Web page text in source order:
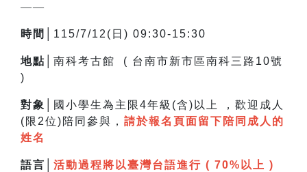
——
時間│ 115/7/12(日) 09:30-15:30
地點│ 南科考古館 ( 台南市新市區南科三路10號
)
對象│ 國小學生為主限4年級(含)以上 ， 歡迎成人
(限2位)陪同參與， 請於報名頁面留下陪同成人的
姓名
語言│ 活動過程將以臺灣台語進行 ( 70%以上 )